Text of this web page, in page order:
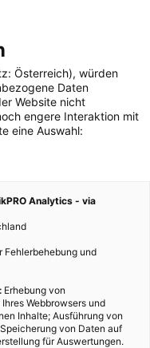
um Profit, sondern
Arbeitsplätze für alle.
funktioniert das?
Österreich), würden
Daten
Website nicht
engere Interaktion mit
eine Auswahl:
Analytics - via
Fehlerbehebung und
Erhebung von
Webbrowsers und
Inhalte; Ausführung von
von Daten auf
für Auswertungen.